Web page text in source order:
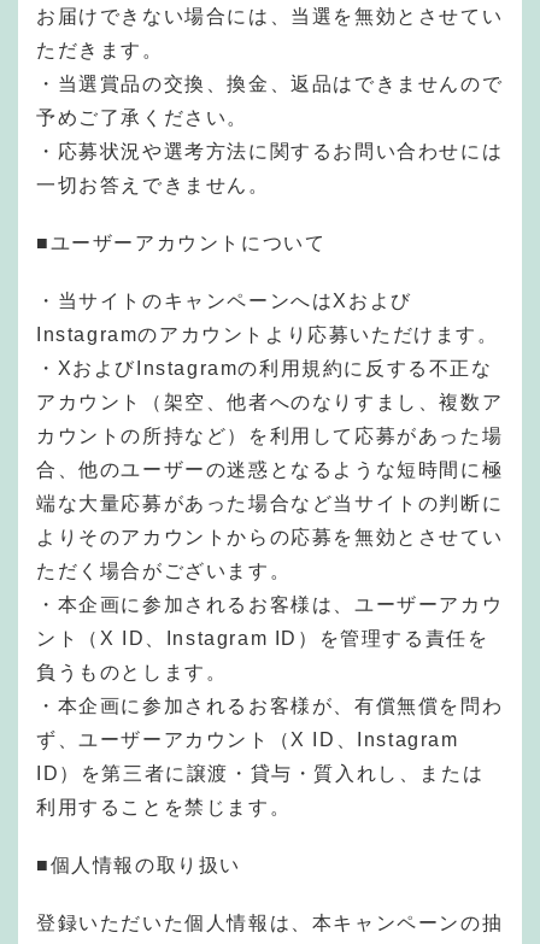
お届けできない場合には、当選を無効とさせてい
ただきます。
・当選賞品の交換、換金、返品はできませんので
予めご了承ください。
・応募状況や選考方法に関するお問い合わせには
一切お答えできません。
■ユーザーアカウントについて
・当サイトのキャンペーンへはXおよび
Instagramのアカウントより応募いただけます。
・XおよびInstagramの利用規約に反する不正な
アカウント（架空、他者へのなりすまし、複数ア
カウントの所持など）を利用して応募があった場
合、他のユーザーの迷惑となるような短時間に極
端な大量応募があった場合など当サイトの判断に
よりそのアカウントからの応募を無効とさせてい
ただく場合がございます。
・本企画に参加されるお客様は、ユーザーアカウ
ント（X ID、Instagram ID）を管理する責任を
負うものとします。
・本企画に参加されるお客様が、有償無償を問わ
ず、ユーザーアカウント（X ID、Instagram
ID）を第三者に譲渡・貸与・質入れし、または
利用することを禁じます。
■個人情報の取り扱い
登録いただいた個人情報は、本キャンペーンの抽